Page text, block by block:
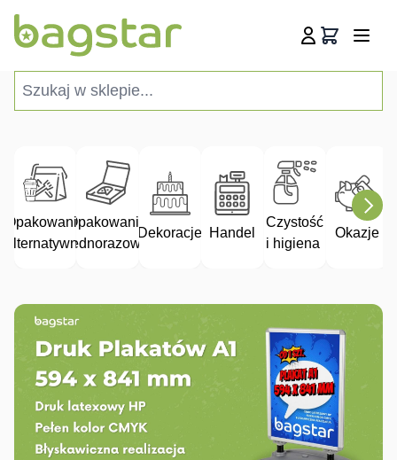
Koszyk
Opakowania
alternatywne
Opakowania
jednorazowe
Dekoracje Handel
Czystość
i higiena
Okazje